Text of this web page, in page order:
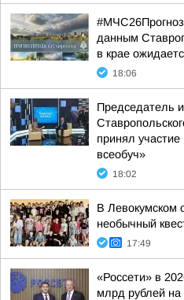
данным
в крае
18:06
Председатель
принял
всеобуч»
18:02
В Левокумском
необычный
17:49
«Россети» в
млрд рублей